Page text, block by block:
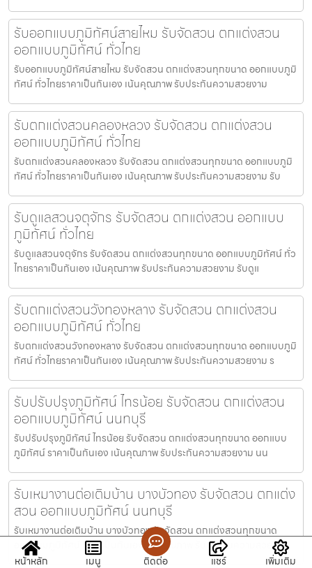
รับออกแบบภูมิทัศน์สายไหม รับจัดสวน ตกแต่งสวน
ออกแบบภูมิทัศน์ ทั่วไทย
รับออกแบบภูมิทัศน์สายไหม รับจัดสวน ตกแต่งสวนทุกขนาด ออกแบบภูมิ
ทัศน์ ทั่วไทยราคาเป็นกันเอง เน้นคุณภาพ รับประกันความสวยงาม
รับตกแต่งสวนคลองหลวง รับจัดสวน ตกแต่งสวน
ออกแบบภูมิทัศน์ ทั่วไทย
รับตกแต่งสวนคลองหลวง รับจัดสวน ตกแต่งสวนทุกขนาด ออกแบบภูมิ
ทัศน์ ทั่วไทยราคาเป็นกันเอง เน้นคุณภาพ รับประกันความสวยงาม รับ
รับดูแลสวนจตุจักร รับจัดสวน ตกแต่งสวน ออกแบบ
ภูมิทัศน์ ทั่วไทย
รับดูแลสวนจตุจักร รับจัดสวน ตกแต่งสวนทุกขนาด ออกแบบภูมิทัศน์ ทั่ว
ไทยราคาเป็นกันเอง เน้นคุณภาพ รับประกันความสวยงาม รับดูแ
รับตกแต่งสวนวังทองหลาง รับจัดสวน ตกแต่งสวน
ออกแบบภูมิทัศน์ ทั่วไทย
รับตกแต่งสวนวังทองหลาง รับจัดสวน ตกแต่งสวนทุกขนาด ออกแบบภูมิ
ทัศน์ ทั่วไทยราคาเป็นกันเอง เน้นคุณภาพ รับประกันความสวยงาม ร
รับปรับปรุงภูมิทัศน์ ไทรน้อย รับจัดสวน ตกแต่งสวน
ออกแบบภูมิทัศน์ นนทบุรี
รับปรับปรุงภูมิทัศน์ ไทรน้อย รับจัดสวน ตกแต่งสวนทุกขนาด ออกแบบ
ภูมิทัศน์ ราคาเป็นกันเอง เน้นคุณภาพ รับประกันความสวยงาม นน
รับเหมางานต่อเติมบ้าน บางบัวทอง รับจัดสวน ตกแต่ง
สวน ออกแบบภูมิทัศน์ นนทบุรี
รับเหมางานต่อเติมบ้าน บางบัวทอง รับจัดสวน ตกแต่งสวนทุกขนาด
ออกแบบภูมิทัศน์ ราคาเป็นกันเอง เน้นคุณภาพ รับประกันความสวยงาม
หน้าหลัก
เมนู ติดต่อ แชร์ เพิ่มเติม